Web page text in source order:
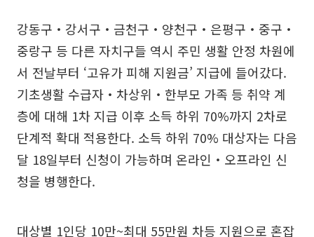
강동구‧강서구‧금천구‧양천구‧은평구‧중구‧
중랑구 등 다른 자치구들 역시 주민 생활 안정 차원에
서 전날부터 ‘고유가 피해 지원금’ 지급에 들어갔다.
기초생활 수급자‧차상위‧한부모 가족 등 취약 계
층에 대해 1차 지급 이후 소득 하위 70%까지 2차로
단계적 확대 적용한다. 소득 하위 70% 대상자는 다음
달 18일부터 신청이 가능하며 온라인‧오프라인 신
청을 병행한다.
대상별 1인당 10만~최대 55만원 차등 지원으로 혼잡